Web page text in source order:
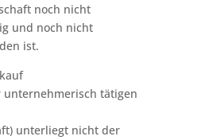
noch nicht
und noch nicht
ist.
unternehmerisch tätigen
unterliegt nicht der